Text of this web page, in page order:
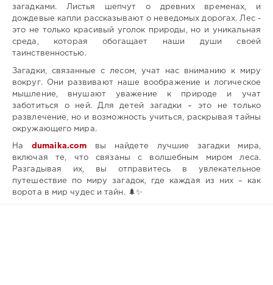
загадками. Листья шепчут о древних временах, и
дождевые капли рассказывают о неведомых дорогах. Лес -
это не только красивый уголок природы, но и уникальная
среда, которая обогащает наши души своей
таинственностью.
Загадки, связанные с лесом, учат нас вниманию к миру
вокруг. Они развивают наше воображение и логическое
мышление, внушают уважение к природе и учат
заботиться о ней. Для детей загадки – это не только
развлечение, но и возможность учиться, раскрывая тайны
окружающего мира.
Наdumaika.com вы найдете лучшие загадки мира,
включая те, что связаны с волшебным миром леса.
Разгадывая их, вы отправитесь в увлекательное
путешествие по миру загадок, где каждая из них – как
ворота в мир чудес и тайн. 🌲✨